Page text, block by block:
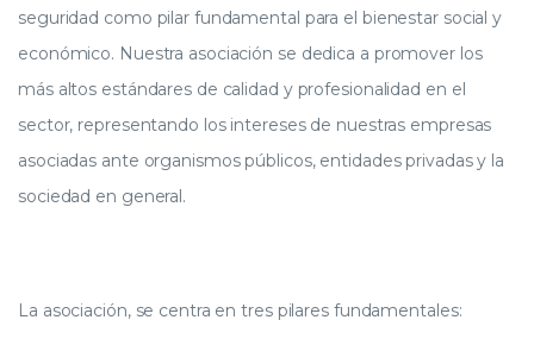
seguridad como pilar fundamental para el bienestar social y
económico. Nuestra asociación se dedica a promover los
más altos estándares de calidad y profesionalidad en el
sector, representando los intereses de nuestras empresas
asociadas ante organismos públicos, entidades privadas y la
sociedad en general.
La asociación, se centra en tres pilares fundamentales: